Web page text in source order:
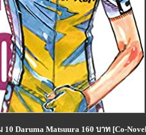
10 Daruma Matsuura 160 บาท [Co-